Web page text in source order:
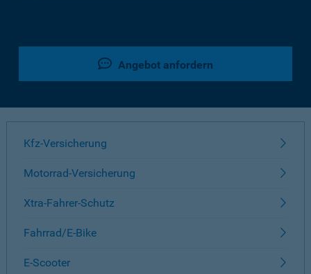
Angebot anfordern
Kfz-Versicherung
Motorrad-Versicherung
Xtra-Fahrer-Schutz
Fahrrad/E-Bike
E-Scooter